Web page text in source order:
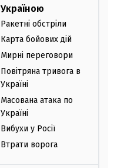
Україною
Ракетні обстріли
Карта бойових дій
Мирні переговори
Повітряна тривога в
Україні
Масована атака по
Україні
Вибухи у Росії
Втрати ворога